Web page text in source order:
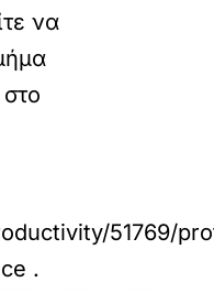
να
51769/
.